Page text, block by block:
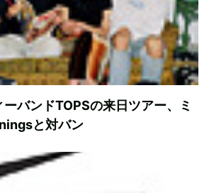
バンドTOPSの来日ツアー、ミ
と対バン